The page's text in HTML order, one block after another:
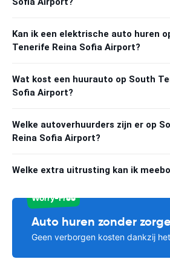
Kan ik een elektrische auto huren
Tenerife Reina Sofia Airport?
Wat kost een huurauto op South
Sofia Airport?
Welke autoverhuurders zijn er op
Reina Sofia Airport?
Welke extra uitrusting kan ik
Worry-Free
Auto huren zonder
Geen verborgen kosten dankzij